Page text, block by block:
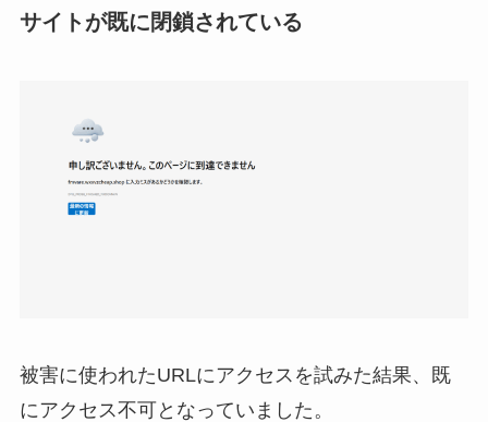
サイトが既に閉鎖されている
被害に使われたURLにアクセスを試みた結果、既
にアクセス不可となっていました。